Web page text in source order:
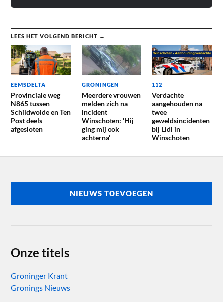
LEES HET VOLGEND BERICHT →
EEMSDELTA
Provinciale weg
N865 tussen
Schildwolde en Ten
Post deels
afgesloten
GRONINGEN
Meerdere vrouwen
melden zich na
incident
Winschoten: ‘Hij
ging mij ook
achterna’
112
Verdachte
aangehouden na
twee
geweldsincidenten
bij Lidl in
Winschoten
NIEUWS TOEVOEGEN
Onze titels
Groninger Krant
Gronings Nieuws